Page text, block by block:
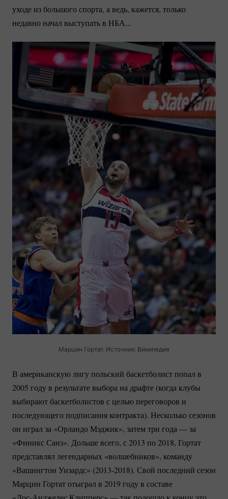
уходе из большого спорта, а ведь, кажется, только
недавно начал выступать в НБА...
Марцин Гортат. Источник: Википедия
В американскую лигу польский баскетболист попал в
2005 году в результате выбора на драфте (когда клубы
выбирают баскетболистов с целью переговоров и
последующего подписания контракта). Несколько сезонов
он играл за «Орландо Мэджик», затем три года — за
«Финикс Санз». Дольше всего, с 2013 по 2018, Гортат
представлял легендарных «волшебников», команду
«Вашингтон Уизардс» (2013-2018). Свой последний сезон
Марцин Гортат отыграл в 2019 году в составе